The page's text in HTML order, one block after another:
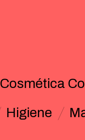
Cosmética
Higiene